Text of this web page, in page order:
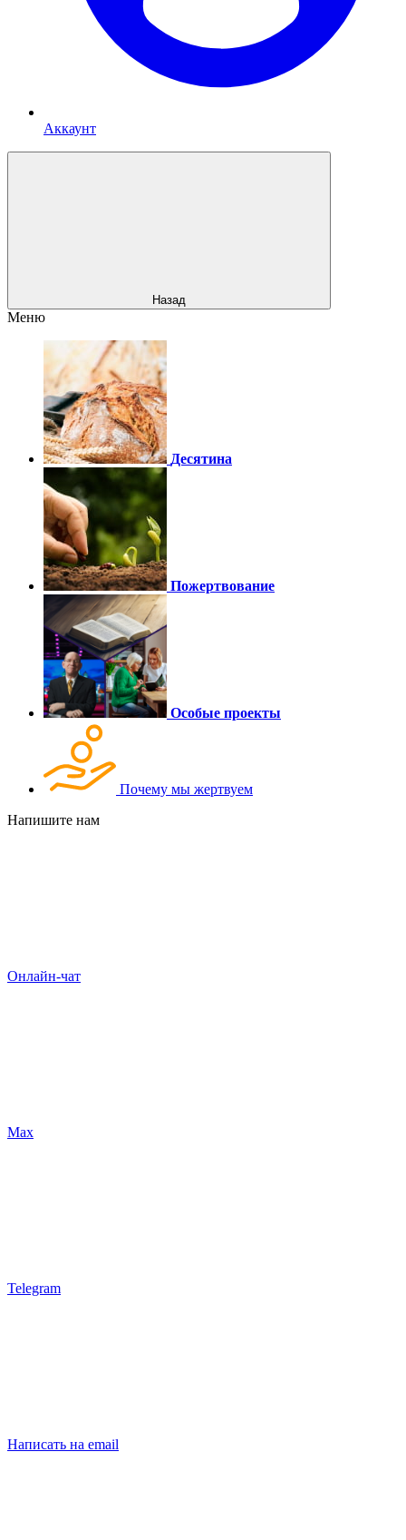
Аккаунт
Назад
Меню
Десятина
Пожертвование
Особые проекты
Почему мы жертвуем
Напишите нам
Онлайн-чат
Max
Telegram
Написать на email